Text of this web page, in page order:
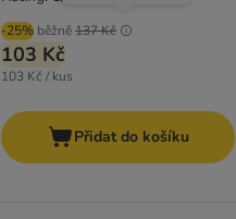
-25% běžně137 Kč
103 Kč
103 Kč / kus
Přidat do košíku